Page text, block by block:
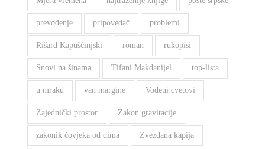
prevođenje pripovedač problemi
Rišard Kapušćinjski roman rukopisi
Snovi na šinama Tifani Makdanijel top-lista
u mraku van margine Vodeni cvetovi
Zajednički prostor Zakon gravitacije
zakonik čovjeka od dima Zvezdana kapija